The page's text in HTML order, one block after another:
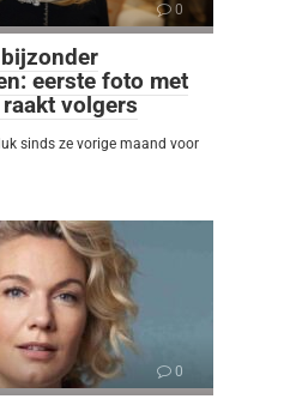
0
eerste foto met
volgers
sinds ze vorige maand voor
0